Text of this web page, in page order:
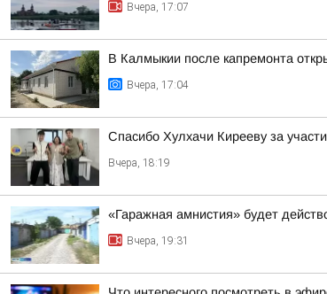
Вчера, 17:07
В Калмыкии после капремонта
Вчера, 17:04
Спасибо Хулхачи Кирееву за
Вчера, 18:19
«Гаражная амнистия» будет
Вчера, 19:31